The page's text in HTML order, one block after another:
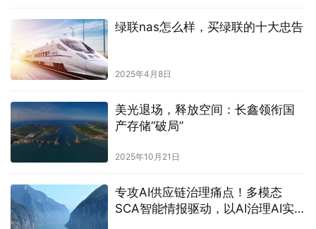
绿联nas怎么样，买绿联的十大忠告
2025年4月8日
美光退场，释放空间：长鑫领衔国
产存储“破局”
2025年10月21日
专攻AI供应链治理痛点！多模态
SCA智能情报驱动，以AI治理AI实